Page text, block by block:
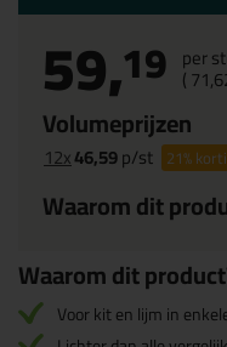
59,19 per
(71,
Volumeprijzen
12x46,59p/st 21%
Waarom dit
Waarom dit
Voor kit en lijm in